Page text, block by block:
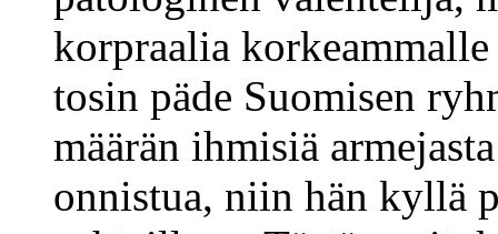
korpraalia korkeammalle
tosin päde Suomisen
määrän ihmisiä
onnistua, niin hän kyllä